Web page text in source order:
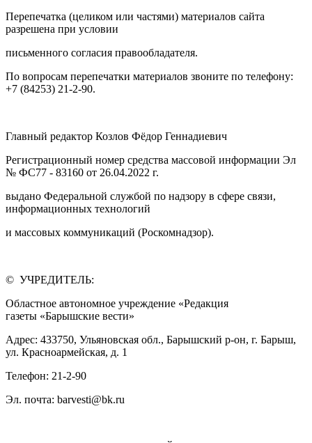
Перепечатка (целиком или частями) материалов сайта
разрешена при условии
письменного согласия правообладателя.
По вопросам перепечатки материалов звоните по телефону:
+7 (84253) 21-2-90.
Главный редактор Козлов Фёдор Геннадиевич
Регистрационный номер средства массовой информации Эл
№ ФС77 - 83160 от 26.04.2022 г.
выдано Федеральной службой по надзору в сфере связи,
информационных технологий
и массовых коммуникаций (Роскомнадзор).
© УЧРЕДИТЕЛЬ:
Областное автономное учреждение «Редакция
газеты «Барышские вести»
Адрес: 433750, Ульяновская обл., Барышский р-он, г. Барыш,
ул. Красноармейская, д. 1
Телефон: 21-2-90
Эл. почта: barvesti@bk.ru